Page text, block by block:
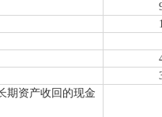
期资产收回的现金